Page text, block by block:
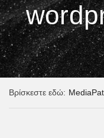
Βρίσκεστε εδώ: